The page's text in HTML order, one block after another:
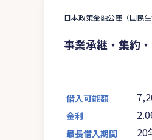
日本政策金融公庫（国民生
事業承継・集約
借入可能額
金利
最長借入期間 20